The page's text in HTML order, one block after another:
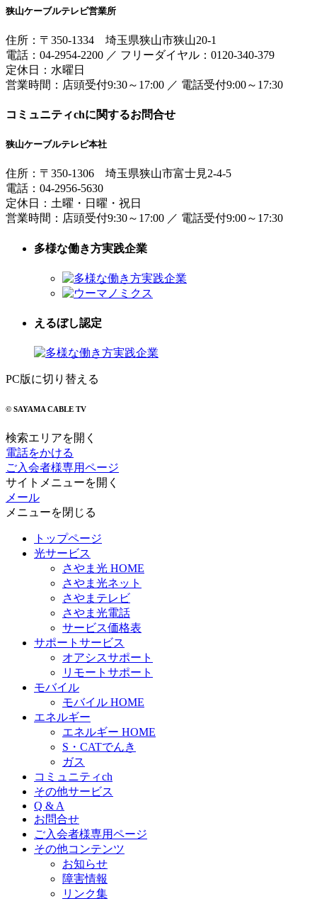
狭山ケーブルテレビ営業所
住所： 〒350-1334 埼玉県狭山市狭山20-1
電話： 04-2954-2200 ／ フリーダイヤル：0120-340-379
定休日：水曜日
営業時間： 店頭受付9:30～17:00 ／ 電話受付9:00～17:30
コミュニティchに関するお問合せ
狭山ケーブルテレビ本社
住所： 〒350-1306 埼玉県狭山市富士見2-4-5
電話： 04-2956-5630
定休日：土曜・日曜・祝日
営業時間： 店頭受付9:30～17:00 ／ 電話受付9:00～17:30
多様な働き方実践企業
えるぼし認定
PC版に切り替える
© SAYAMA CABLE TV
検索エリアを開く
電話をかける
ご入会者様専用ページ
サイトメニューを開く
メール
メニューを閉じる
トップページ
光サービス
さやま光 HOME
さやま光ネット
さやまテレビ
さやま光電話
サービス価格表
サポートサービス
オアシスサポート
リモートサポート
モバイル
モバイル HOME
エネルギー
エネルギー HOME
S・CATでんき
ガス
コミュニティch
その他サービス
Q & A
お問合せ
ご入会者様専用ページ
その他コンテンツ
お知らせ
障害情報
リンク集